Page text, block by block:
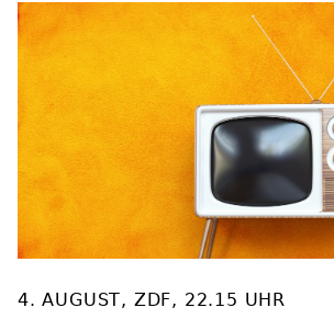
4. AUGUST, ZDF, 22.15 UHR